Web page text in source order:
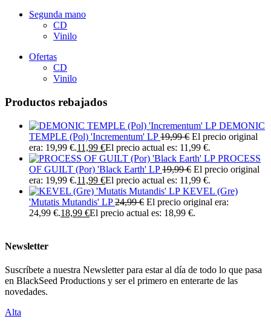
Segunda mano
CD
Vinilo
Ofertas
CD
Vinilo
Productos rebajados
DEMONIC
TEMPLE (Pol) 'Incrementum' LP 19,99€ El precio original
era: 19,99 €.11,99 €El precio actual es: 11,99 €.
PROCESS
OF GUILT (Por) 'Black Earth' LP 19,99€ El precio original
era: 19,99 €.11,99 €El precio actual es: 11,99 €.
KEVEL (Gre)
'Mutatis Mutandis' LP 24,99€ El precio original era:
24,99 €.18,99 €El precio actual es: 18,99 €.
Newsletter
Suscríbete a nuestra Newsletter para estar al día de todo lo que pasa
en BlackSeed Productions y ser el primero en enterarte de las
novedades.
Alta